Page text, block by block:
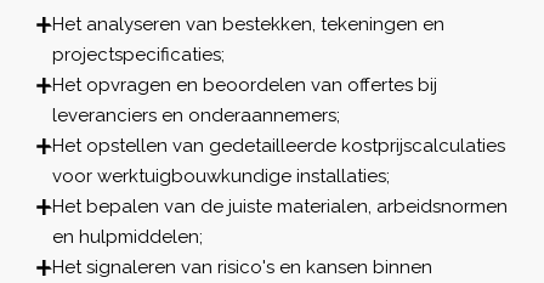
Het analyseren van bestekken, tekeningen en
projectspecificaties;
Het opvragen en beoordelen van offertes bij
leveranciers en onderaannemers;
Het opstellen van gedetailleerde kostprijscalculaties
voor werktuigbouwkundige installaties;
Het bepalen van de juiste materialen, arbeidsnormen
en hulpmiddelen;
Het signaleren van risico's en kansen binnen